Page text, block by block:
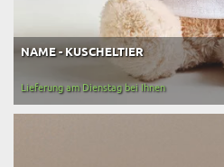
NAME - KUSCHELTIER
Lieferung am Dienstag bei Ihnen